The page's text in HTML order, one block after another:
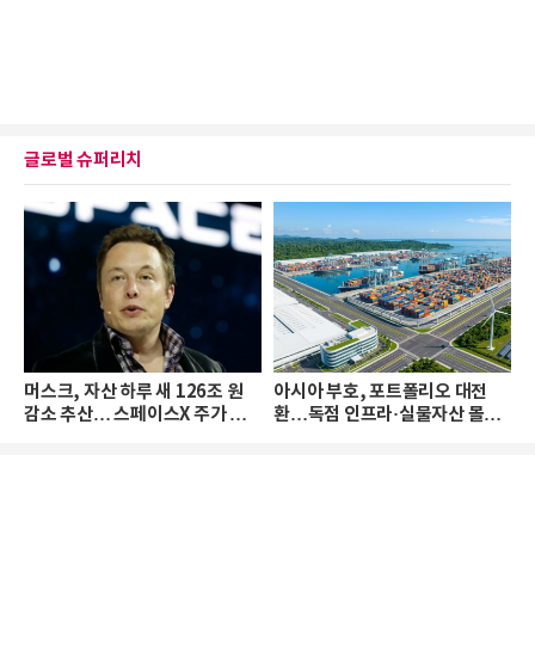
글로벌 슈퍼리치
머스크, 자산 하루 새 126조 원
감소 추산… 스페이스X 주가 하
아시아 부호, 포트폴리오 대전
환…독점 인프라·실물자산 몰린